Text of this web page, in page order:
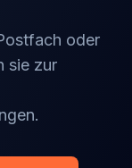
oder
sie zur